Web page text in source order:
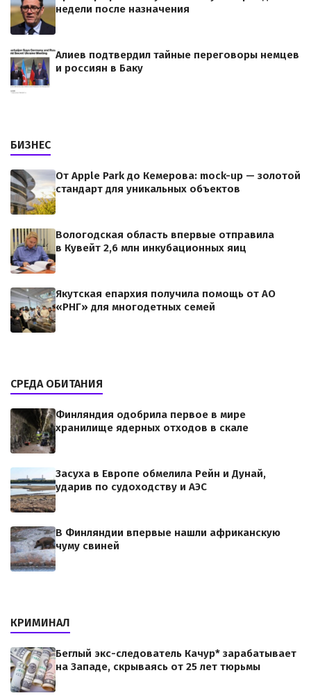
недели после назначения
Алиев подтвердил тайные переговоры немцев
и россиян в Баку
БИЗНЕС
От Apple Park до Кемерова: mock-up — золотой
стандарт для уникальных объектов
Вологодская область впервые отправила
в Кувейт 2,6 млн инкубационных яиц
Якутская епархия получила помощь от АО
«РНГ» для многодетных семей
СРЕДА ОБИТАНИЯ
Финляндия одобрила первое в мире
хранилище ядерных отходов в скале
Засуха в Европе обмелила Рейн и Дунай,
ударив по судоходству и АЭС
В Финляндии впервые нашли африканскую
чуму свиней
КРИМИНАЛ
Беглый экс-следователь Качур* зарабатывает
на Западе, скрываясь от 25 лет тюрьмы